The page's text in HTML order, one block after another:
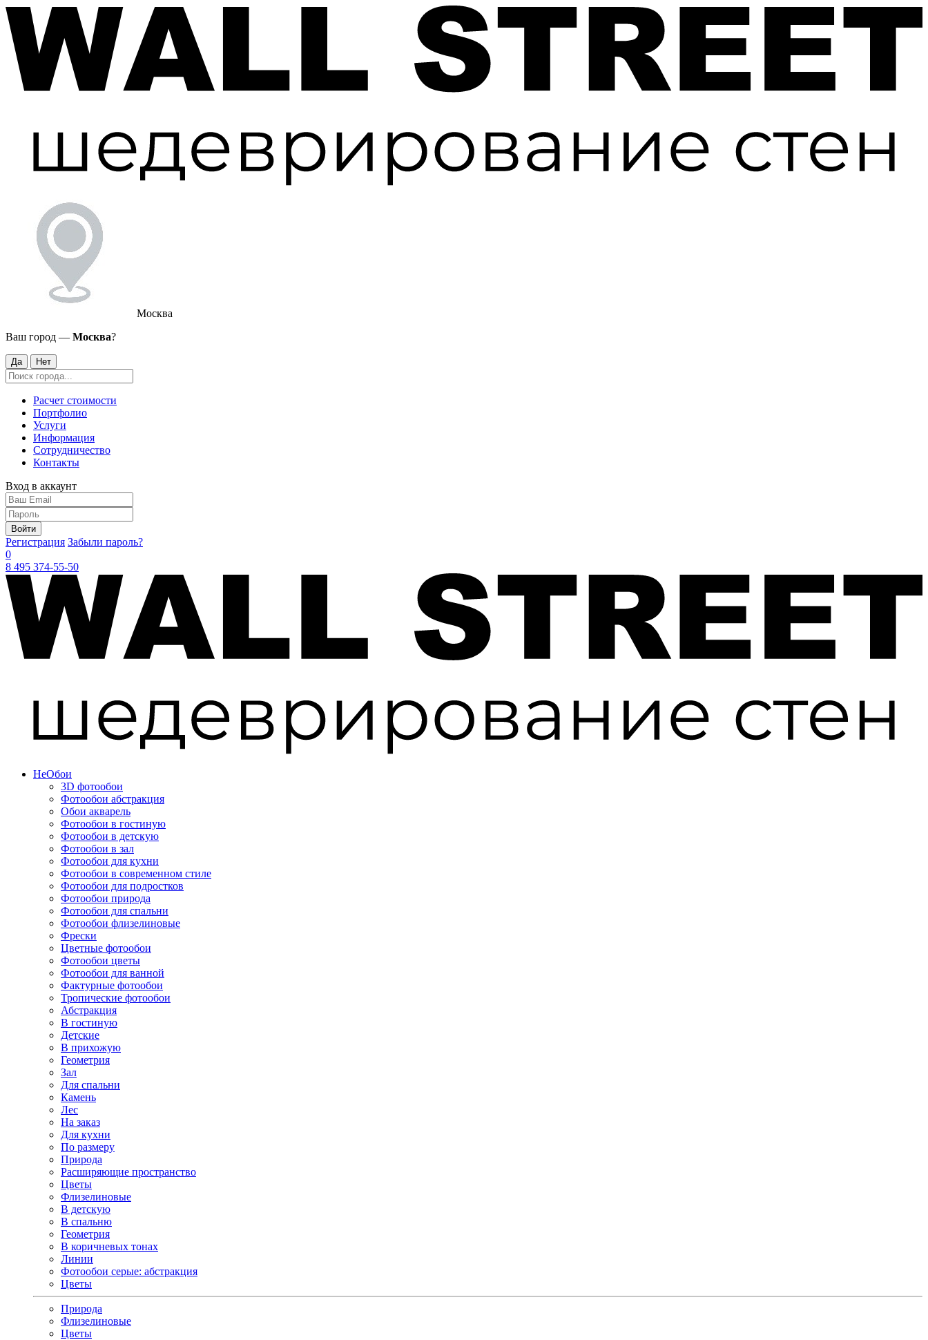
Москва
Ваш город — Москва?
Да Нет
Расчет стоимости
Портфолио
Услуги
Информация
Сотрудничество
Контакты
Вход в аккаунт
Войти
Регистрация Забыли пароль?
0
8 495 374-55-50
НеОбои
3D фотообои
Фотообои абстракция
Обои акварель
Фотообои в гостиную
Фотообои в детскую
Фотообои в зал
Фотообои для кухни
Фотообои в современном стиле
Фотообои для подростков
Фотообои природа
Фотообои для спальни
Фотообои флизелиновые
Фрески
Цветные фотообои
Фотообои цветы
Фотообои для ванной
Фактурные фотообои
Тропические фотообои
Абстракция
В гостиную
Детские
В прихожую
Геометрия
Зал
Для спальни
Камень
Лес
На заказ
Для кухни
По размеру
Природа
Расширяющие пространство
Цветы
Флизелиновые
В детскую
В спальню
Геометрия
В коричневых тонах
Линии
Фотообои серые: абстракция
Цветы
Природа
Флизелиновые
Цветы